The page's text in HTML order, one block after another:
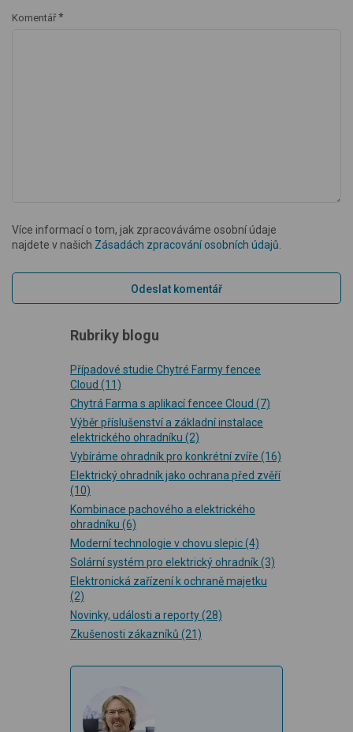
Komentář *
Více informací o tom, jak zpracováváme osobní údaje
najdete v našich Zásadách zpracování osobních údajů
Rubriky blogu
Případové studie Chytré Farmy fencee
Cloud (11)
Chytrá Farma s aplikací fencee Cloud (7)
Výběr příslušenství a základní instalace
elektrického ohradníku (2)
Vybíráme ohradník pro konkrétní zvíře (16)
Elektrický ohradník jako ochrana před zvěří
(10)
Kombinace pachového a elektrického
ohradníku (6)
Moderní technologie v chovu slepic(4)
Solární systém pro elektrický ohradník(3)
Elektronická zařízení k ochraně majetku
(2)
Novinky, události a reporty(28)
Zkušenosti zákazníků (21)